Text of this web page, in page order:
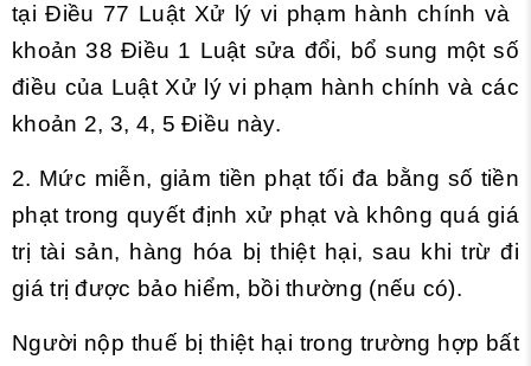
tạiĐiều 77 Luật Xử lý vi phạm hành chính và
khoản 38 Điều 1 Luật sửa đổi, bổ sung một số
điều của Luật Xử lý vi phạm hành chính và các
khoản 2, 3, 4, 5 Điều này.
2. Mức miễn, giảm tiền phạt tối đa bằng số tiền
phạt trong quyết định xử phạt và không quá giá
trị tài sản, hàng hóa bị thiệt hại, sau khi trừ đi
giá trị được bảo hiểm, bồi thường (nếu có).
Người nộp thuế bị thiệt hại trong trường hợp bất